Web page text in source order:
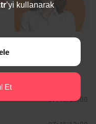
07:45/18:00
’yi kullanarak
Et